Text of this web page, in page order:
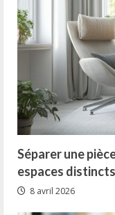
Séparer une
espaces
8 avril 2026